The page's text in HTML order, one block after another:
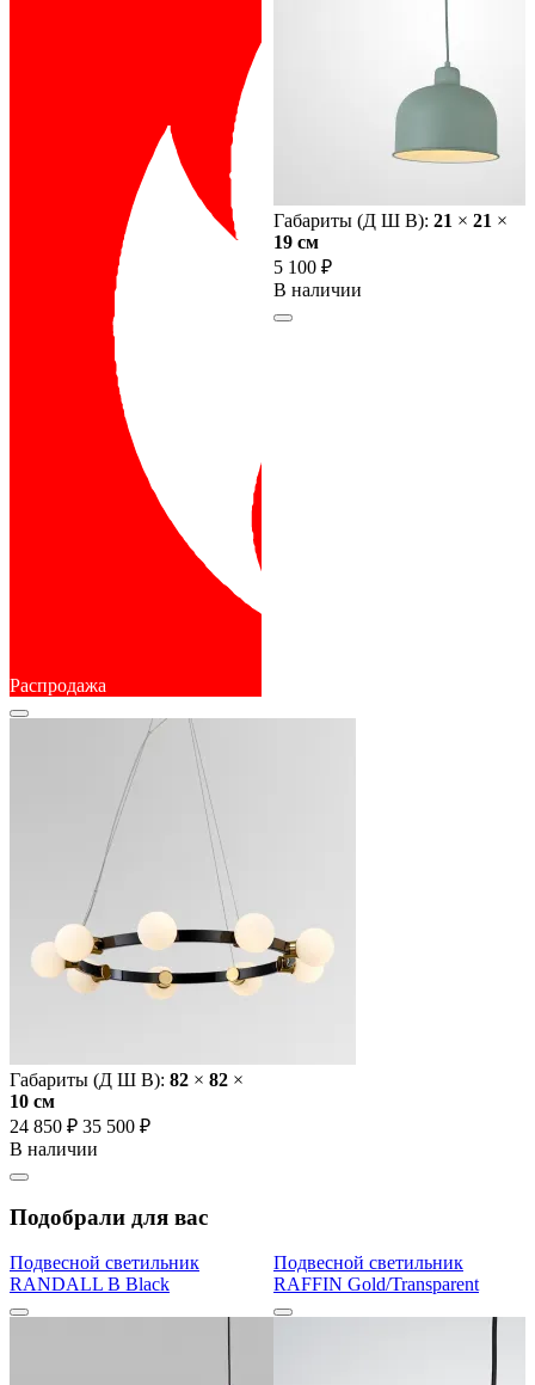
Распродажа
Габариты (Д Ш В): 82 × 82 ×
10 cм
24 850 ₽ 35 500 ₽
В наличии
Габариты (Д Ш В): 21 × 21 ×
19 cм
5 100 ₽
В наличии
Подобрали для вас
Подвесной светильник
RANDALL B Black
Подвесной светильник
RAFFIN Gold/Transparent